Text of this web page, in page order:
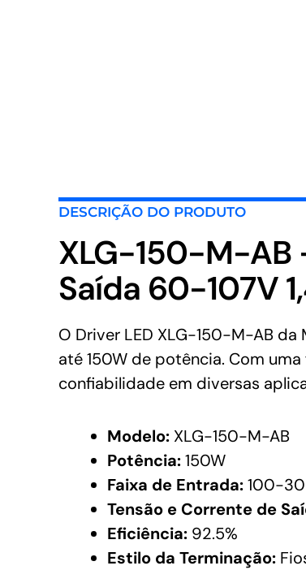
DESCRIÇÃO DO PRODUTO
XLG-150-M-AB
Saída 60-107V
O Driver LED XLG-150-M-AB
até 150W de potência. Com
confiabilidade em diversas
Modelo: XLG-150-M-AB
Potência:150W
Faixa de Entrada:100-
Tensão e Corrente de
Eficiência: 92.5%
Estilo da Terminação: